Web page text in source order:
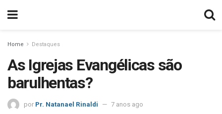
Home Destaques
As Igrejas Evangélicas são
barulhentas?
por Pr. Natanael Rinaldi 7 anos ago